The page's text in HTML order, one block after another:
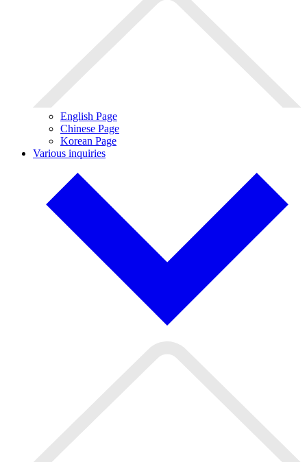
English Page
Chinese Page
Korean Page
Various inquiries